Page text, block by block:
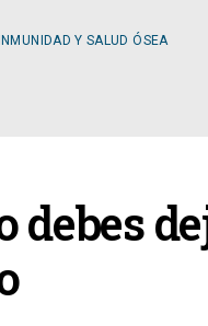
Y SALUD ÓSEA
debes